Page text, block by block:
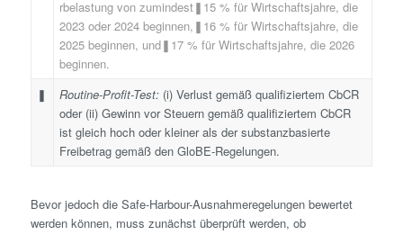
rbelastung von zumindest❚15 % für Wirtschaftsjahre, die
2023 oder 2024 beginnen,❚16 % für Wirtschaftsjahre, die
2025 beginnen, und❚17 % für Wirtschaftsjahre, die 2026
beginnen.
❚
Routine-Profit-Test: (i) Verlust gemäß qualifiziertem CbCR
oder (ii) Gewinn vor Steuern gemäß qualifiziertem CbCR
ist gleich hoch oder kleiner als der substanzbasierte
Freibetrag gemäß den GloBE-Regelungen.
Bevor jedoch die Safe-Harbour-Ausnahmeregelungen bewertet
werden können, muss zunächst überprüft werden, ob